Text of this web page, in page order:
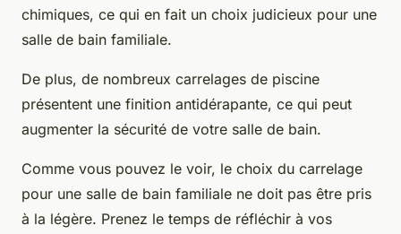
chimiques, ce qui en fait un choix judicieux pour une
salle de bain familiale.
De plus, de nombreux carrelages de piscine
présentent une finition antidérapante, ce qui peut
augmenter la sécurité de votre salle de bain.
Comme vous pouvez le voir, le choix du carrelage
pour une salle de bain familiale ne doit pas être pris
à la légère. Prenez le temps de réfléchir à vos